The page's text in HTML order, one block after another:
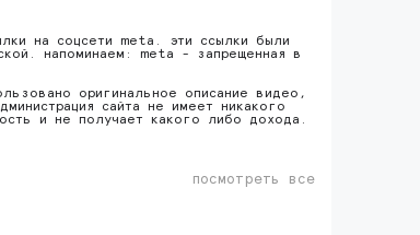
на соцсети meta. эти ссылки были
напоминаем: meta - запрещенная в
оригинальное описание видео,
сайта не имеет никакого
и не получает какого либо дохода.
посмотреть все